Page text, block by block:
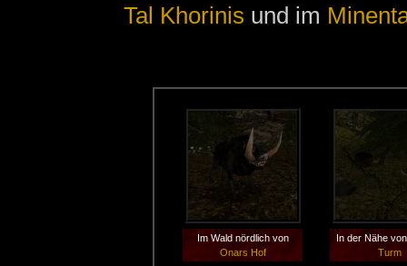
Tal Khorinis und im
Im Wald nördlich von
Onars Hof
In der Nähe
Turm